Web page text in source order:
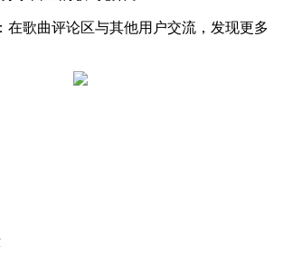
在歌曲评论区与其他用户交流，发现更多